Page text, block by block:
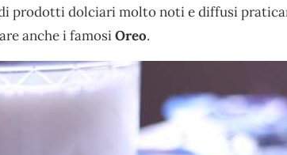
prodotti dolciari molto noti e diffusi
anche i famosiOreo.